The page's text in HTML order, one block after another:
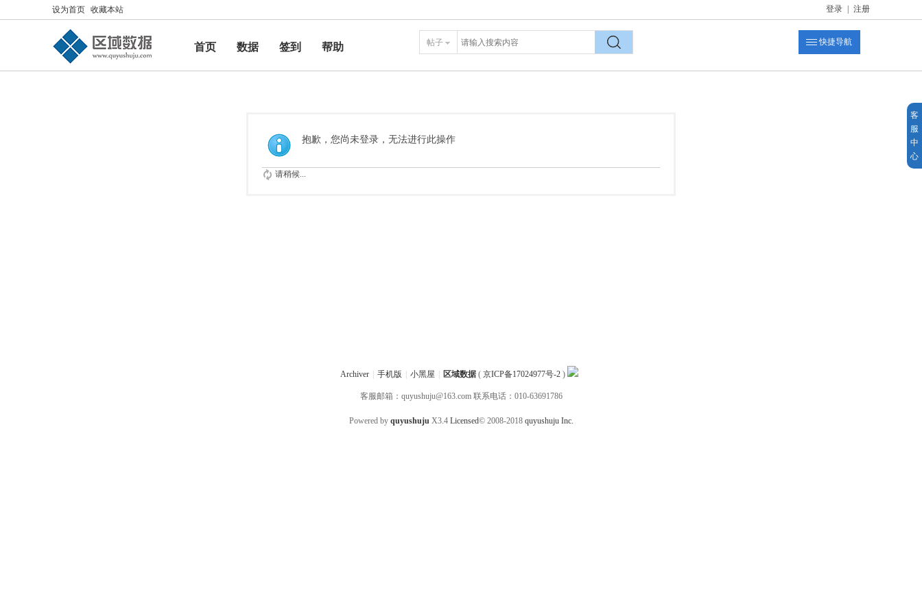
设为首页 收藏本站 登录 注册
首页 数据 签到
帮助
帮助
帖子
快捷导航
抱歉，您尚未登录，无法进行此操作
请稍候...
客
服
中
心
Archiver 手机版 小黑屋 区域数据( 京ICP备17024977号-2)
客服邮箱：quyushuju@163.com 联系电话：010-63691786
Powered by quyushuju X3.4 Licensed© 2008-2018 quyushuju Inc.